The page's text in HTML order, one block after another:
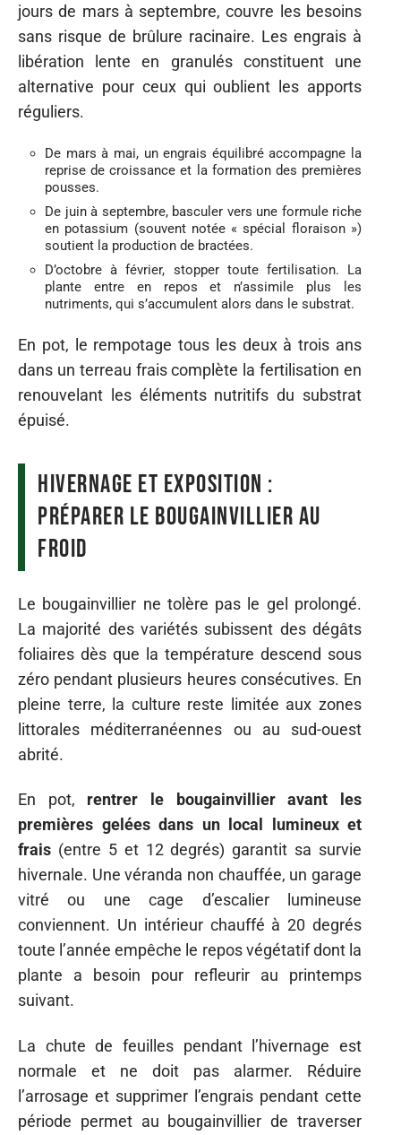
jours de mars à septembre, couvre les besoins
sans risque de brûlure racinaire. Les engrais à
libération lente en granulés constituent une
alternative pour ceux qui oublient les apports
réguliers.
De mars à mai, un engrais équilibré accompagne la
reprise de croissance et la formation des premières
pousses.
De juin à septembre, basculer vers une formule riche
en potassium (souvent notée « spécial floraison »)
soutient la production de bractées.
D’octobre à février, stopper toute fertilisation. La
plante entre en repos et n’assimile plus les
nutriments, qui s’accumulent alors dans le substrat.
En pot, le rempotage tous les deux à trois ans
dans un terreau frais complète la fertilisation en
renouvelant les éléments nutritifs du substrat
épuisé.
Hivernage et exposition :
préparer le bougainvillier au
froid
Le bougainvillier ne tolère pas le gel prolongé.
La majorité des variétés subissent des dégâts
foliaires dès que la température descend sous
zéro pendant plusieurs heures consécutives. En
pleine terre, la culture reste limitée aux zones
littorales méditerranéennes ou au sud-ouest
abrité.
En pot, rentrer le bougainvillier avant les
premières gelées dans un local lumineux et
frais (entre 5 et 12 degrés) garantit sa survie
hivernale. Une véranda non chauffée, un garage
vitré ou une cage d’escalier lumineuse
conviennent. Un intérieur chauffé à 20 degrés
toute l’année empêche le repos végétatif dont la
plante a besoin pour refleurir au printemps
suivant.
La chute de feuilles pendant l’hivernage est
normale et ne doit pas alarmer. Réduire
l’arrosage et supprimer l’engrais pendant cette
période permet au bougainvillier de traverser